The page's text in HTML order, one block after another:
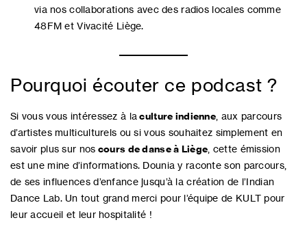
via nos collaborations avec des radios locales comme
48FM et Vivacité Liège.
Pourquoi écouter ce podcast ?
Si vous vous intéressez à laculture indienne , aux parcours
d’artistes multiculturels ou si vous souhaitez simplement en
savoir plus sur nos cours de danse à Liège , cette émission
est une mine d’informations. Dounia y raconte son parcours,
de ses influences d’enfance jusqu’à la création de l’Indian
Dance Lab. Un tout grand merci pour l’équipe de KULT pour
leur accueil et leur hospitalité !